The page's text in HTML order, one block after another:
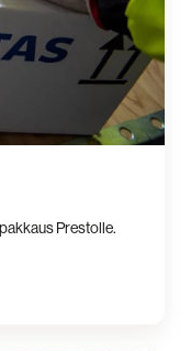
Prestolle.